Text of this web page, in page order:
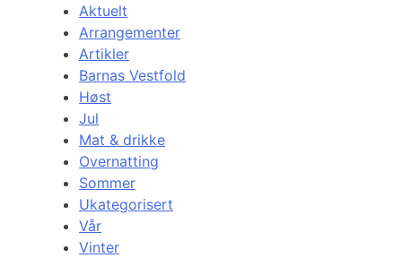
Aktuelt
Arrangementer
Artikler
Barnas Vestfold
Høst
Jul
Mat & drikke
Overnatting
Sommer
Ukategorisert
Vår
Vinter